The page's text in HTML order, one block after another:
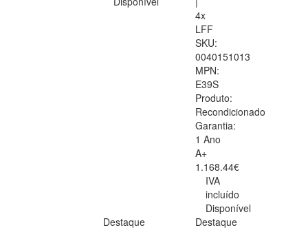
4x
LFF
SKU:
0040151013
MPN:
E39S
Produto:
Recondicionado
Garantia:
1 Ano
A+
1.168.44€
IVA
incluído
Disponível
Destaque
Destaque